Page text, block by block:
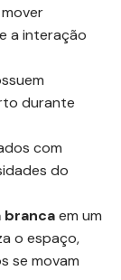
a interação
durante
com
do
brancaem um
o espaço,
se movam